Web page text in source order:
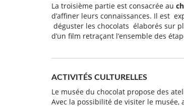
La troisième partie est consacrée au
d’affiner leurs connaissances. Il est
déguster les chocolats élaborés sur
d’un film retraçant l’ensemble des
ACTIVITÉS CULTURELLES
Le musée du chocolat propose des
Avec la possibilité de visiter le musée,